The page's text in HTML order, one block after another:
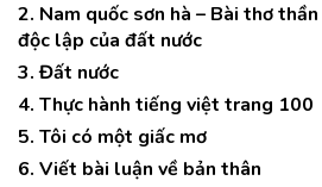
2. Nam quốc sơn hà – Bài thơ
độc lập của đất nước
3. Đất nước
4. Thực hành tiếng việt trang 100
5. Tôi có một giấc mơ
6. Viết bài luận về bản thân